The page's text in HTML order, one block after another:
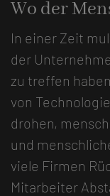
Wo der
In einer Zeit
der
zu treffen
von
drohen,
und
viele Firmen
Mitarbeiter